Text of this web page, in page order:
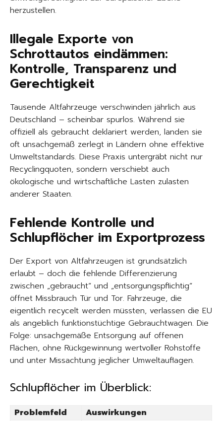
herzustellen.
Illegale Exporte von
Schrottautos eindämmen:
Kontrolle, Transparenz und
Gerechtigkeit
Tausende Altfahrzeuge verschwinden jährlich aus
Deutschland – scheinbar spurlos. Während sie
offiziell als gebraucht deklariert werden, landen sie
oft unsachgemäß zerlegt in Ländern ohne effektive
Umweltstandards. Diese Praxis untergräbt nicht nur
Recyclingquoten, sondern verschiebt auch
ökologische und wirtschaftliche Lasten zulasten
anderer Staaten.
Fehlende Kontrolle und
Schlupflöcher im Exportprozess
Der Export von Altfahrzeugen ist grundsätzlich
erlaubt – doch die fehlende Differenzierung
zwischen „gebraucht“ und „entsorgungspflichtig“
öffnet Missbrauch Tür und Tor. Fahrzeuge, die
eigentlich recycelt werden müssten, verlassen die EU
als angeblich funktionstüchtige Gebrauchtwagen. Die
Folge: unsachgemäße Entsorgung auf offenen
Flächen, ohne Rückgewinnung wertvoller Rohstoffe
und unter Missachtung jeglicher Umweltauflagen.
Schlupflöcher im Überblick:
Problemfeld
Auswirkungen